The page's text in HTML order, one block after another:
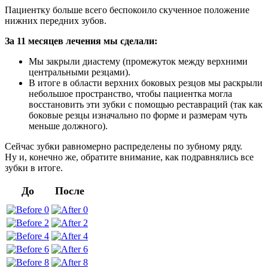
Пациентку больше всего беспокоило скученное положение
нижних передних зубов.
За 11 месяцев лечения мы сделали:
Мы закрыли диастему (промежуток между верхними
центральными резцами).
В итоге в области верхних боковых резцов мы раскрыли
небольшое пространство, чтобы пациентка могла
восстановить эти зубки с помощью реставраций (так как
боковые резцы изначально по форме и размерам чуть
меньше должного).
Сейчас зубки равномерно распределены по зубному ряду.
Ну и, конечно же, обратите внимание, как подравнялись все
зубки в итоге.
До После